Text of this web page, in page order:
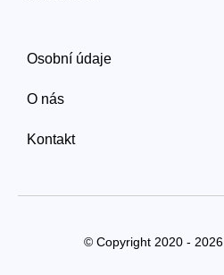
Osobní údaje
O nás
Kontakt
© Copyright 2020 - 2026